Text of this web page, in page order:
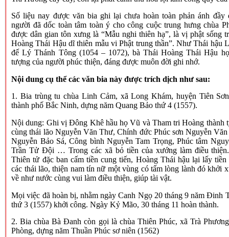
Số liệu nay được văn bia ghi lại chưa hoàn toàn phản ánh đầy
người đã dốc toàn tâm toàn ý cho công cuộc trung hưng chùa
được dân gian tôn xưng là “Mẫu nghi thiên hạ”, là vị phật sống
Hoàng Thái Hậu dĩ thiên mẫu vi Phật trung thần”. Như Thái hậu
đế Lý Thánh Tông (1054 – 1072), bà Thái Hoàng Thái Hậu
tượng của người phúc thiện, đáng được muôn đời ghi nhớ.
Nội dung cụ thể các văn bia này được trích dịch như sau:
1. Bia trùng tu chùa Linh Cảm, xã Long Khám, huyện Tiên
thành phố Bắc Ninh, dựng năm Quang Bảo thứ 4 (1557).
Nội dung: Ghi vị Đông Khê hầu họ Vũ và Tham tri Hoàng thành
cùng thái lão Nguyễn Văn Thư, Chính đức Phúc sơn Nguyễn
Nguyễn Bảo Sá, Công bình Nguyễn Tam Trọng, Phúc tâm
Trần Tử Đội … Trong các xã bỏ tiền của xướng làm điều
Thiên tử đặc ban cấm tiền cung tiến, Hoàng Thái hậu lại lấy
các thái lão, thiện nam tín nữ một vùng có tấm lòng lành đó khởi
về như nước cùng vui làm điều thiện, giúp tài vật.
Mọi việc đã hoàn bị, nhằm ngày Canh Ngọ 20 tháng 9 năm Đinh
thứ 3 (1557) khởi công. Ngày Kỷ Mão, 30 tháng 11 hoàn thành.
2. Bia chùa Bà Đanh còn gọi là chùa Thiên Phúc, xã Trà
Phòng, dựng năm Thuần Phúc sơ niên (1562)